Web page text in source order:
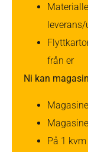
från er
Ni kan
På 1